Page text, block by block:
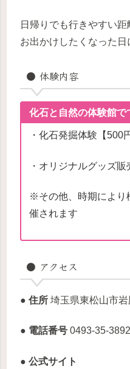
日帰りでも行きやすい
お出かけしたくなった日
● 体験内容
化石と自然の体験館で
・化石発掘体験【500
・オリジナルグッズ販
※その他、時期により
催されます
● アクセス
● 住所 埼玉県東松山市
● 電話番号 0493-35-3892
● 公式サイト